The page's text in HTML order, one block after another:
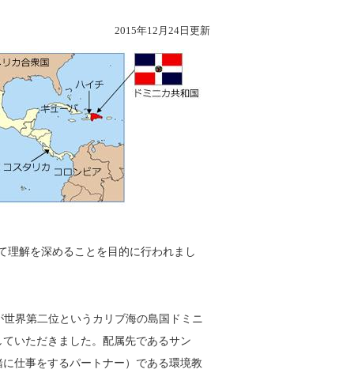
2015年12月24日更新
理解を深めることを目的に行われまし
界第二位というカリブ海の島国ドミニ
いただきました。配属先であるサン
仕事をするパートナー）である環境教